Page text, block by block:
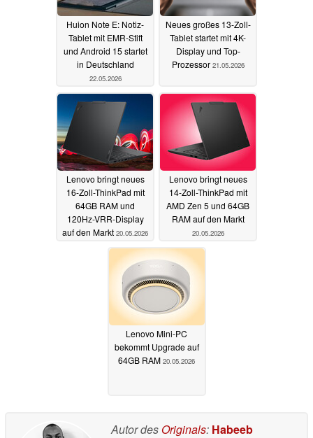
Huion Note E: Notiz-
Tablet mit EMR-Stift
und Android 15 startet
in Deutschland
22.05.2026
Neues großes 13-Zoll-
Tablet startet mit 4K-
Display und Top-
Prozessor 21.05.2026
Lenovo bringt neues
16-Zoll-ThinkPad mit
64GB RAM und
120Hz-VRR-Display
auf den Markt 20.05.2026
Lenovo bringt neues
14-Zoll-ThinkPad mit
AMD Zen 5 und 64GB
RAM auf den Markt
20.05.2026
Lenovo Mini-PC
bekommt Upgrade auf
64GB RAM 20.05.2026
Autor des Originals: Habeeb